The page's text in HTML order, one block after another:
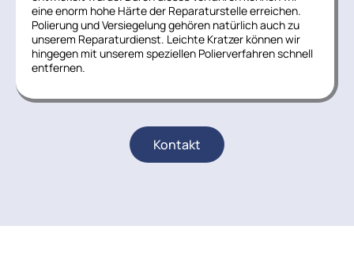
eine enorm hohe Härte der Reparaturstelle erreichen.
Polierung und Versiegelung gehören natürlich auch zu
unserem Reparaturdienst. Leichte Kratzer können wir
hingegen mit unserem speziellen Polierverfahren schnell
entfernen.
Kontakt